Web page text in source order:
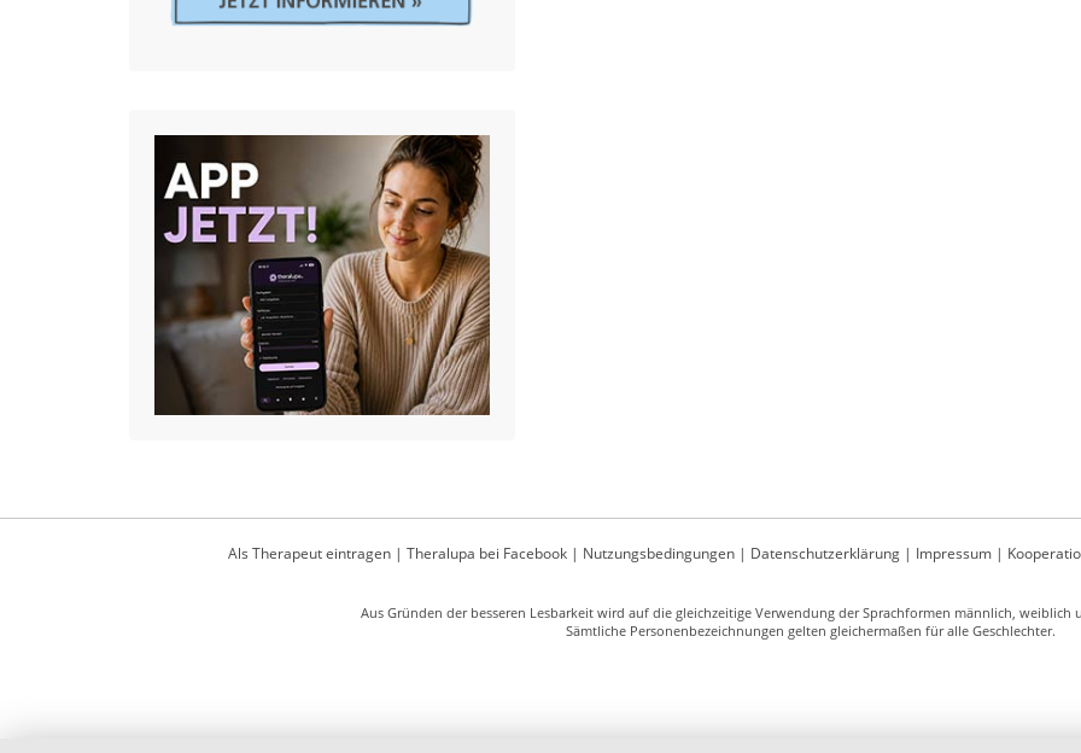
Als Therapeut eintragen| Theralupa bei Facebook| Nutzungsbedingungen| Datenschutzerklärung| Impressum|
Aus Gründen der besseren Lesbarkeit wird auf die gleichzeitige Verwendung der Sprachformen männlich, weiblich
Sämtliche Personenbezeichnungen gelten gleichermaßen für alle Geschlechter.